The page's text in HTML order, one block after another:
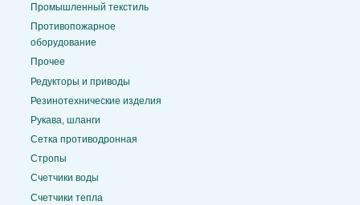
Промышленный текстиль
Противопожарное
оборудование
Прочее
Редукторы и приводы
Резинотехнические изделия
Рукава, шланги
Сетка противодронная
Стропы
Счетчики воды
Счетчики тепла